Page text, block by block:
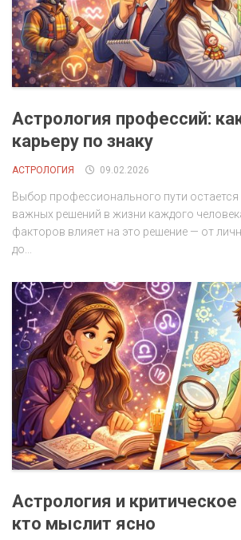
Астрология профессий:
карьеру по знаку
АСТРОЛОГИЯ 09.02.2026
Выбор профессионального пути
важных решений в жизни каждого
факторов влияет на это решение — от
до...
Астрология и
кто мыслит ясно